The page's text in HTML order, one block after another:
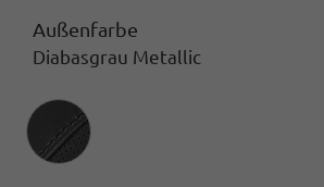
Außenfarbe
Diabasgrau Metallic
Innenausstattung